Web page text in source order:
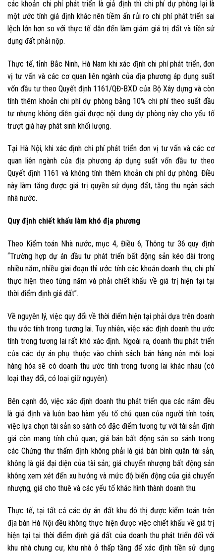
các khoản chi phí phát triển là giả định thì chi phí dự phòng lại là
một ước tính giá định khác nên tiềm ẩn rủi ro chi phí phát triển sai
lệch lớn hơn so với thực tế dẫn đến làm giảm giá trị đất và tiền sử
dụng đất phải nộp.
Thực tế, tỉnh Bắc Ninh, Hà Nam khi xác định chi phí phát triển, đơn
vị tư vấn và các cơ quan liên ngành của địa phương áp dụng suất
vốn đầu tư theo Quyết định 1161/QĐ-BXD của Bộ Xây dựng và còn
tính thêm khoản chi phí dự phòng bằng 10% chi phí theo suất đầu
tư nhưng không diễn giải được nội dung dự phòng này cho yếu tố
trượt giá hay phát sinh khối lượng.
Tại Hà Nội, khi xác định chi phí phát triển đơn vị tư vấn và các cơ
quan liên ngành của địa phương áp dụng suất vốn đầu tư theo
Quyết định 1161 và không tính thêm khoản chi phí dự phòng. Điều
này làm tăng được giá trị quyền sử dụng đất, tăng thu ngân sách
nhà nước.
Quy định chiết khấu làm khó địa phương
Theo Kiểm toán Nhà nước, mục 4, Điều 6, Thông tư 36 quy định
“Trường hợp dự án đầu tư phát triển bất động sản kéo dài trong
nhiều năm, nhiều giai đoạn thì ước tính các khoản doanh thu, chi phí
thực hiện theo từng năm và phải chiết khấu về giá trị hiện tại tại
thời điểm định giá đất”.
Về nguyên lý, việc quy đổi về thời điểm hiện tại phải dựa trên doanh
thu ước tính trong tương lai. Tuy nhiên, việc xác định doanh thu ước
tính trong tương lai rất khó xác định. Ngoài ra, doanh thu phát triển
của các dự án phụ thuộc vào chính sách bán hàng nên mỗi loại
hàng hóa sẽ có doanh thu ước tính trong tương lai khác nhau (có
loại thay đổi, có loại giữ nguyên).
Bên cạnh đó, việc xác định doanh thu phát triển qua các năm đều
là giả định và luôn bao hàm yếu tố chủ quan của người tính toán;
việc lựa chọn tài sản so sánh có đặc điểm tương tự với tài sản định
giá còn mang tính chủ quan; giá bán bất động sản so sánh trong
các Chứng thư thẩm định không phải là giá bán bình quân tài sản,
không là giá đại diện của tài sản; giá chuyển nhượng bất động sản
không xem xét đến xu hướng và mức độ biến động của giá chuyển
nhượng, giá cho thuê và các yếu tố khác hình thành doanh thu.
Thực tế, tại tất cả các dự án đất khu đô thị được kiểm toán trên
địa bàn Hà Nội đều không thực hiện được việc chiết khấu về giá trị
hiện tại tại thời điểm định giá đất của doanh thu phát triển đối với
khu nhà chung cư, khu nhà ở thấp tầng để xác định tiền sử dụng